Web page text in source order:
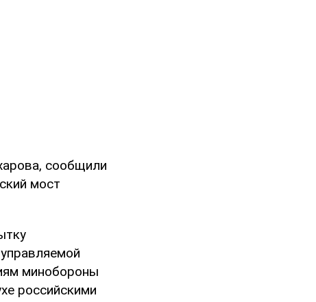
сообщили
мост
минобороны
российскими